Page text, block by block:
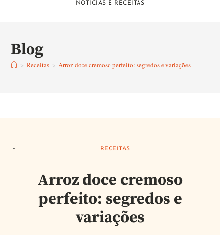
NOTÍCIAS E RECEITAS
Blog
> Receitas > Arroz doce cremoso perfeito: segredos e variações
RECEITAS
Arroz doce cremoso
perfeito: segredos e
variações